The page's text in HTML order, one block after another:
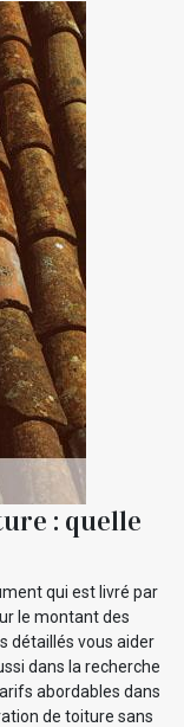
: quelle
qui est livré par
le montant des
détaillés vous aider
dans la recherche
abordables dans
de toiture sans